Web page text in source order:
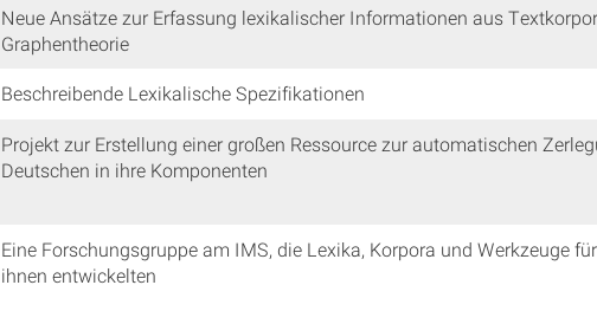
Neue Ansätze zur Erfassung lexikalischer Informationen aus
Graphentheorie
Beschreibende Lexikalische Spezifikationen
Projekt zur Erstellung einer großen Ressource zur automatischen
Deutschen in ihre Komponenten
Eine Forschungsgruppe am IMS, die Lexika, Korpora und Werkzeuge
ihnen entwickelten